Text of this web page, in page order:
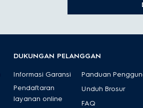
DUKUNGAN PELANGGAN
Informasi Garansi
Pendaftaran
layanan online
Panduan
Unduh Brosur
FAQ